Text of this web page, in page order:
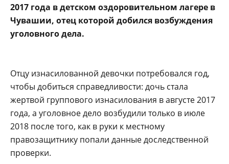
2017 года в детском оздоровительном лагере в
Чувашии, отец которой добился возбуждения
уголовного дела.
Отцу изнасилованной девочки потребовался год,
чтобы добиться справедливости: дочь стала
жертвой группового изнасилования в августе 2017
года, а уголовное дело возбудили только в июле
2018 после того, как в руки к местному
правозащитнику попали данные доследственной
проверки.